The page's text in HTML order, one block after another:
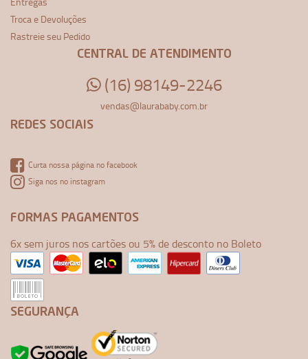
Troca e Devoluções
Rastreie seu Pedido
CENTRAL DE ATENDIMENTO
(16) 98149-2246
vendas@laurababy.com.br
REDES SOCIAIS
Curta nossa página no facebook
Siga nos no instagram
FORMAS PAGAMENTOS
6x sem juros nos cartões ou 5% de desconto no Boleto
SEGURANÇA